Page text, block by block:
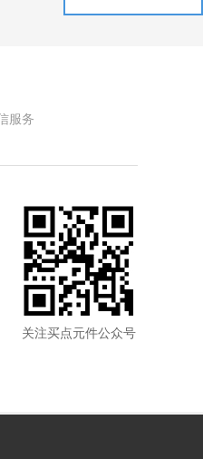
服务
关注买点元件公众号